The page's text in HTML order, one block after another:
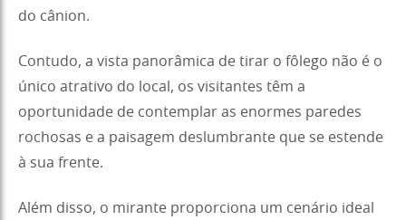
do cânion.
Contudo, a vista panorâmica de tirar o fôlego não é o
único atrativo do local, os visitantes têm a
oportunidade de contemplar as enormes paredes
rochosas e a paisagem deslumbrante que se estende
à sua frente.
Além disso, o mirante proporciona um cenário ideal